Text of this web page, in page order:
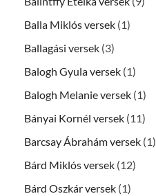
Balla Miklós versek (1)
Ballagási versek (3)
Balogh Gyula versek (1)
Balogh Melanie versek (1)
Bányai Kornél versek (11)
Barcsay Ábrahám versek (1)
Bárd Miklós versek (12)
Bárd Oszkár versek (1)